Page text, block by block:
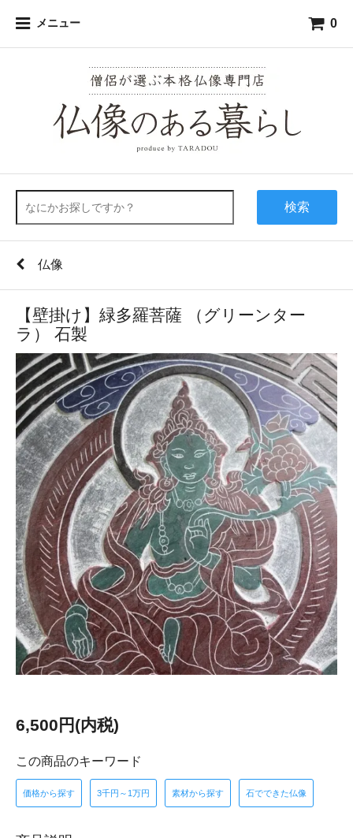
メニュー 0
検索
仏像
【壁掛け】緑多羅菩薩 （グリーンター
ラ） 石製
6,500円(内税)
この商品のキーワード
価格から探す 3千円～1万円 素材から探す 石でできた仏像